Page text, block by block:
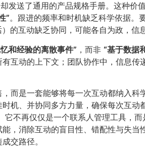
发送了通用的产品规格手册。这种
”​。跟进的频率和时机缺乏科学依据。
的互动缺乏协同，可能各自为政，信
和经验的离散事件”​ ​，而非 ​“基于数据
互动的上下文；团队协作中，信息
而是一套能够将每一次互动都纳入
机、并协同多方力量，确保每次互
不再仅仅是一个联系人管理工具，而
，消除互动的盲目性、错配性与失
交路径。